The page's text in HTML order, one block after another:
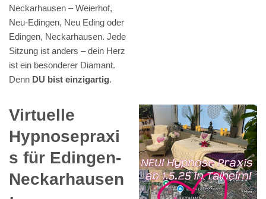
Neckarhausen – Weierhof,
Neu-Edingen, Neu Eding oder
Edingen, Neckarhausen. Jede
Sitzung ist anders – dein Herz
ist ein besonderer Diamant.
Denn DU bist einzigartig.
Virtuelle
Hypnosepraxi
s für Edingen-
Neckarhausen